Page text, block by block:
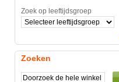
Zoek op leeftijdsgroep
Zoeken